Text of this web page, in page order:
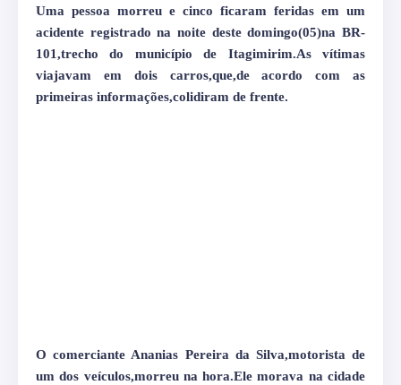
Uma pessoa morreu e cinco ficaram feridas em um
acidente registrado na noite deste domingo(05)na BR-
101,trecho do município de Itagimirim.As vítimas
viajavam em dois carros,que,de acordo com as
primeiras informações,colidiram de frente.
O comerciante Ananias Pereira da Silva,motorista de
um dos veículos,morreu na hora.Ele morava na cidade